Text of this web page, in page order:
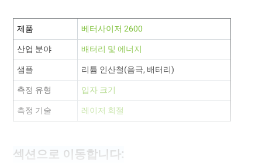
제품
베터사이저 2600
산업 분야
배터리 및 에너지
샘플
리튬 인산철(음극, 배터리)
측정 유형
입자 크기
측정 기술
레이저 회절
섹션으로 이동합니다: